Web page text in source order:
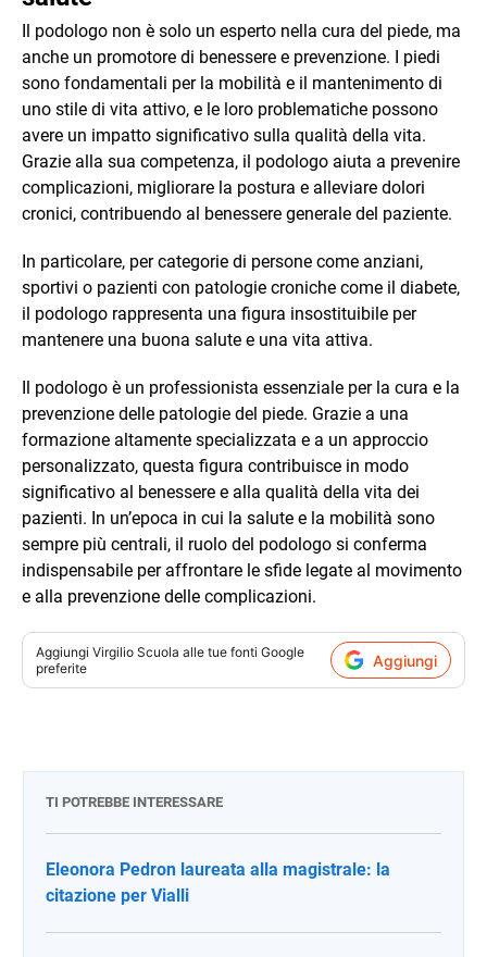
Il podologo non è solo un esperto nella cura del piede, ma
anche un promotore di benessere e prevenzione. I piedi
sono fondamentali per la mobilità e il mantenimento di
uno stile di vita attivo, e le loro problematiche possono
avere un impatto significativo sulla qualità della vita.
Grazie alla sua competenza, il podologo aiuta a prevenire
complicazioni, migliorare la postura e alleviare dolori
cronici, contribuendo al benessere generale del paziente.
In particolare, per categorie di persone come anziani,
sportivi o pazienti con patologie croniche come il diabete,
il podologo rappresenta una figura insostituibile per
mantenere una buona salute e una vita attiva.
Il podologo è un professionista essenziale per la cura e la
prevenzione delle patologie del piede. Grazie a una
formazione altamente specializzata e a un approccio
personalizzato, questa figura contribuisce in modo
significativo al benessere e alla qualità della vita dei
pazienti. In un’epoca in cui la salute e la mobilità sono
sempre più centrali, il ruolo del podologo si conferma
indispensabile per affrontare le sfide legate al movimento
e alla prevenzione delle complicazioni.
Aggiungi Virgilio Scuola alle tue fonti Google
preferite
Aggiungi
TI POTREBBE INTERESSARE
Eleonora Pedron laureata alla magistrale: la
citazione per Vialli